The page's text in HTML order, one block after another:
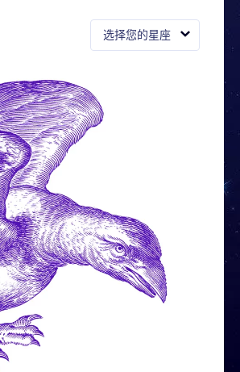
选择您的星座